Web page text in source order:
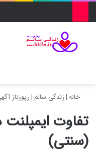
خانه|زندگی سالم |رپورتاژ
تفاوت
(سنتی)